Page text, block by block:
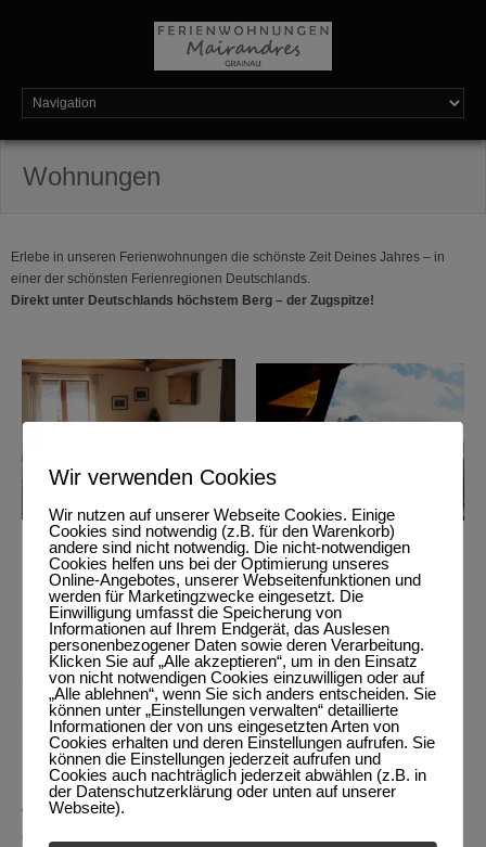
Wohnungen
Erlebe in unseren Ferienwohnungen die schönste Zeit Deines Jahres – in
einer der schönsten Ferienregionen Deutschlands.
Direkt unter Deutschlands höchstem Berg – der Zugspitze!
Ferienwohnung
Bergblick
Ideal für eine Familie oder für den
Urlaub mit Freunden.
Der geschützte Südbalkon lädt zum
Frühstücken draußen ein.
Blick auf das Bergmassiv
von der Alpspitze bis zur Zugspitze
zum Entspannen.
Ferienwohnung
Berghimmel
Dachgeschoss-Appartement zum
Relaxen.
Genießen Sie den
Sonnenuntergang hinter
den Törlen bei einem Gläschen
Bier von Ihrem Balkon aus.
Wir verwenden Cookies
Wir nutzen auf unserer Webseite Cookies. Einige
Cookies sind notwendig (z.B. für den Warenkorb)
andere sind nicht notwendig. Die nicht-notwendigen
Cookies helfen uns bei der Optimierung unseres
Online-Angebotes, unserer Webseitenfunktionen und
werden für Marketingzwecke eingesetzt. Die
Einwilligung umfasst die Speicherung von
Informationen auf Ihrem Endgerät, das Auslesen
personenbezogener Daten sowie deren Verarbeitung.
Klicken Sie auf „Alle akzeptieren“, um in den Einsatz
von nicht notwendigen Cookies einzuwilligen oder auf
„Alle ablehnen“, wenn Sie sich anders entscheiden. Sie
können unter „Einstellungen verwalten“ detaillierte
Informationen der von uns eingesetzten Arten von
Cookies erhalten und deren Einstellungen aufrufen. Sie
können die Einstellungen jederzeit aufrufen und
Cookies auch nachträglich jederzeit abwählen (z.B. in
der Datenschutzerklärung oder unten auf unserer
Webseite).